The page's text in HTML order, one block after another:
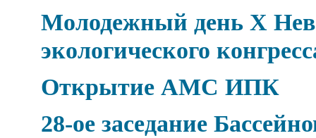
Молодежный день Х
экологического
Открытие АМС ИПК
28-ое заседание